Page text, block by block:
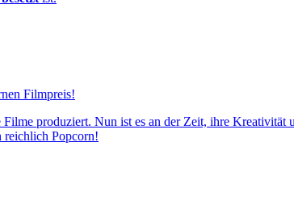
Filmpreis!
produziert. Nun ist es an der Zeit, ihre
reichlich Popcorn!